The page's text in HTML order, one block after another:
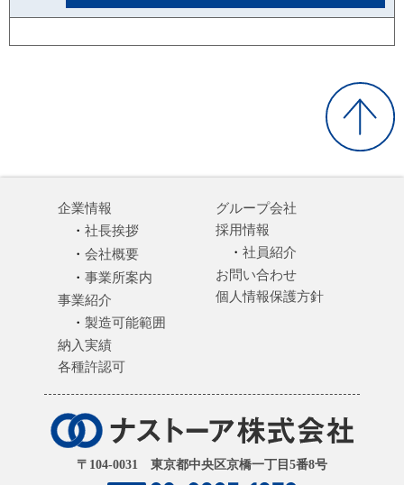
〒104-0031 東京都中央区京橋一丁目5番8号
企業情報
社長挨拶
会社概要
事業所案内
事業紹介
製造可能範囲
納入実績
各種許認可
グループ会社
採用情報
社員紹介
お問い合わせ
個人情報保護方針